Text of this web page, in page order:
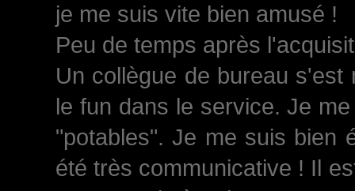
je me suis vite bien amusé !
Peu de temps après
Un collègue de bureau
le fun dans le service. Je
"potables". Je me suis bien
été très communicative ! Il